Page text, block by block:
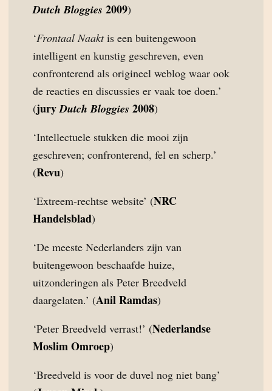
Dutch Bloggies 2009)
‘Frontaal Naaktis een buitengewoon
intelligent en kunstig geschreven, even
confronterend als origineel weblog waar ook
de reacties en discussies er vaak toe doen.’
(juryDutch Bloggies 2008)
‘Intellectuele stukken die mooi zijn
geschreven; confronterend, fel en scherp.’
(Revu)
‘Extreem-rechtse website’ (NRC
Handelsblad)
‘De meeste Nederlanders zijn van
buitengewoon beschaafde huize,
uitzonderingen als Peter Breedveld
daargelaten.’ (Anil Ramdas)
‘Peter Breedveld verrast!’ (Nederlandse
Moslim Omroep)
‘Breedveld is voor de duvel nog niet bang’